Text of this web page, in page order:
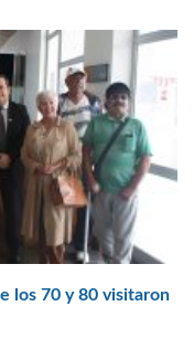
los 70 y 80 visitaron